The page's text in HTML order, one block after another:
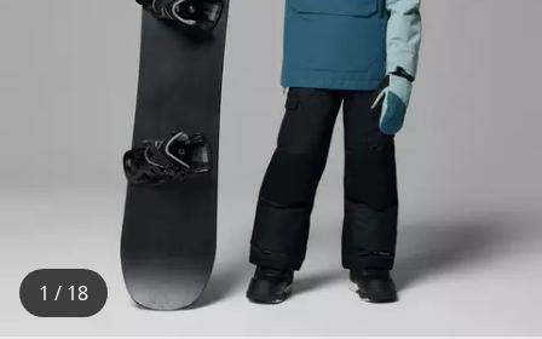
1 / 18